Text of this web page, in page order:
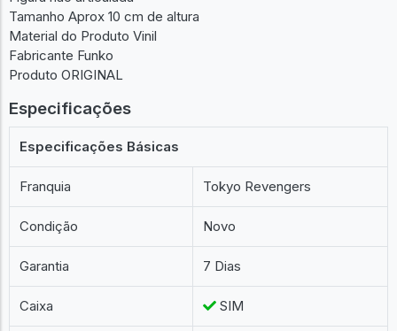
Tamanho Aprox 10 cm de altura
Material do Produto Vinil
Fabricante Funko
Produto ORIGINAL
Especificações
Especificações Básicas
Franquia Tokyo Revengers
Condição Novo
Garantia 7 Dias
Caixa SIM